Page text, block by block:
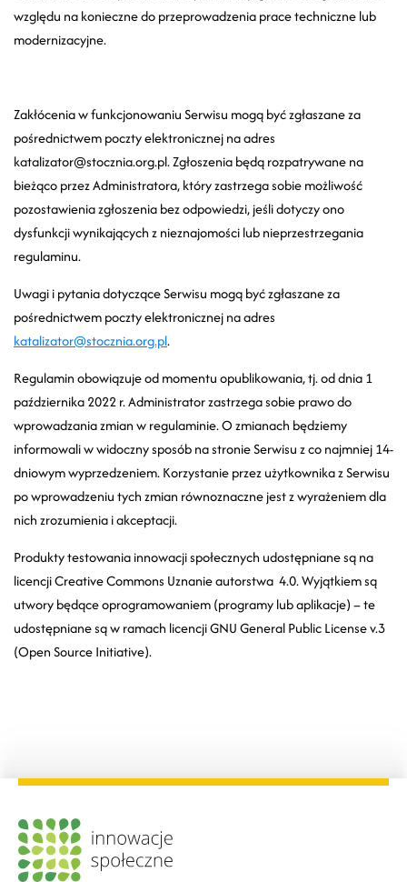
względu na konieczne do przeprowadzenia prace techniczne lub
modernizacyjne.
Zakłócenia w funkcjonowaniu Serwisu mogą być zgłaszane za
pośrednictwem poczty elektronicznej na adres
katalizator@stocznia.org.pl. Zgłoszenia będą rozpatrywane na
bieżąco przez Administratora, który zastrzega sobie możliwość
pozostawienia zgłoszenia bez odpowiedzi, jeśli dotyczy ono
dysfunkcji wynikających z nieznajomości lub nieprzestrzegania
regulaminu.
Uwagi i pytania dotyczące Serwisu mogą być zgłaszane za
pośrednictwem poczty elektronicznej na adres
katalizator@stocznia.org.pl.
Regulamin obowiązuje od momentu opublikowania, tj. od dnia 1
października 2022 r. Administrator zastrzega sobie prawo do
wprowadzania zmian w regulaminie. O zmianach będziemy
informowali w widoczny sposób na stronie Serwisu z co najmniej 14-
dniowym wyprzedzeniem. Korzystanie przez użytkownika z Serwisu
po wprowadzeniu tych zmian równoznaczne jest z wyrażeniem dla
nich zrozumienia i akceptacji.
Produkty testowania innowacji społecznych udostępniane są na
licencji Creative Commons Uznanie autorstwa 4.0. Wyjątkiem są
utwory będące oprogramowaniem (programy lub aplikacje) – te
udostępniane są w ramach licencji GNU General Public License v.3
(Open Source Initiative).